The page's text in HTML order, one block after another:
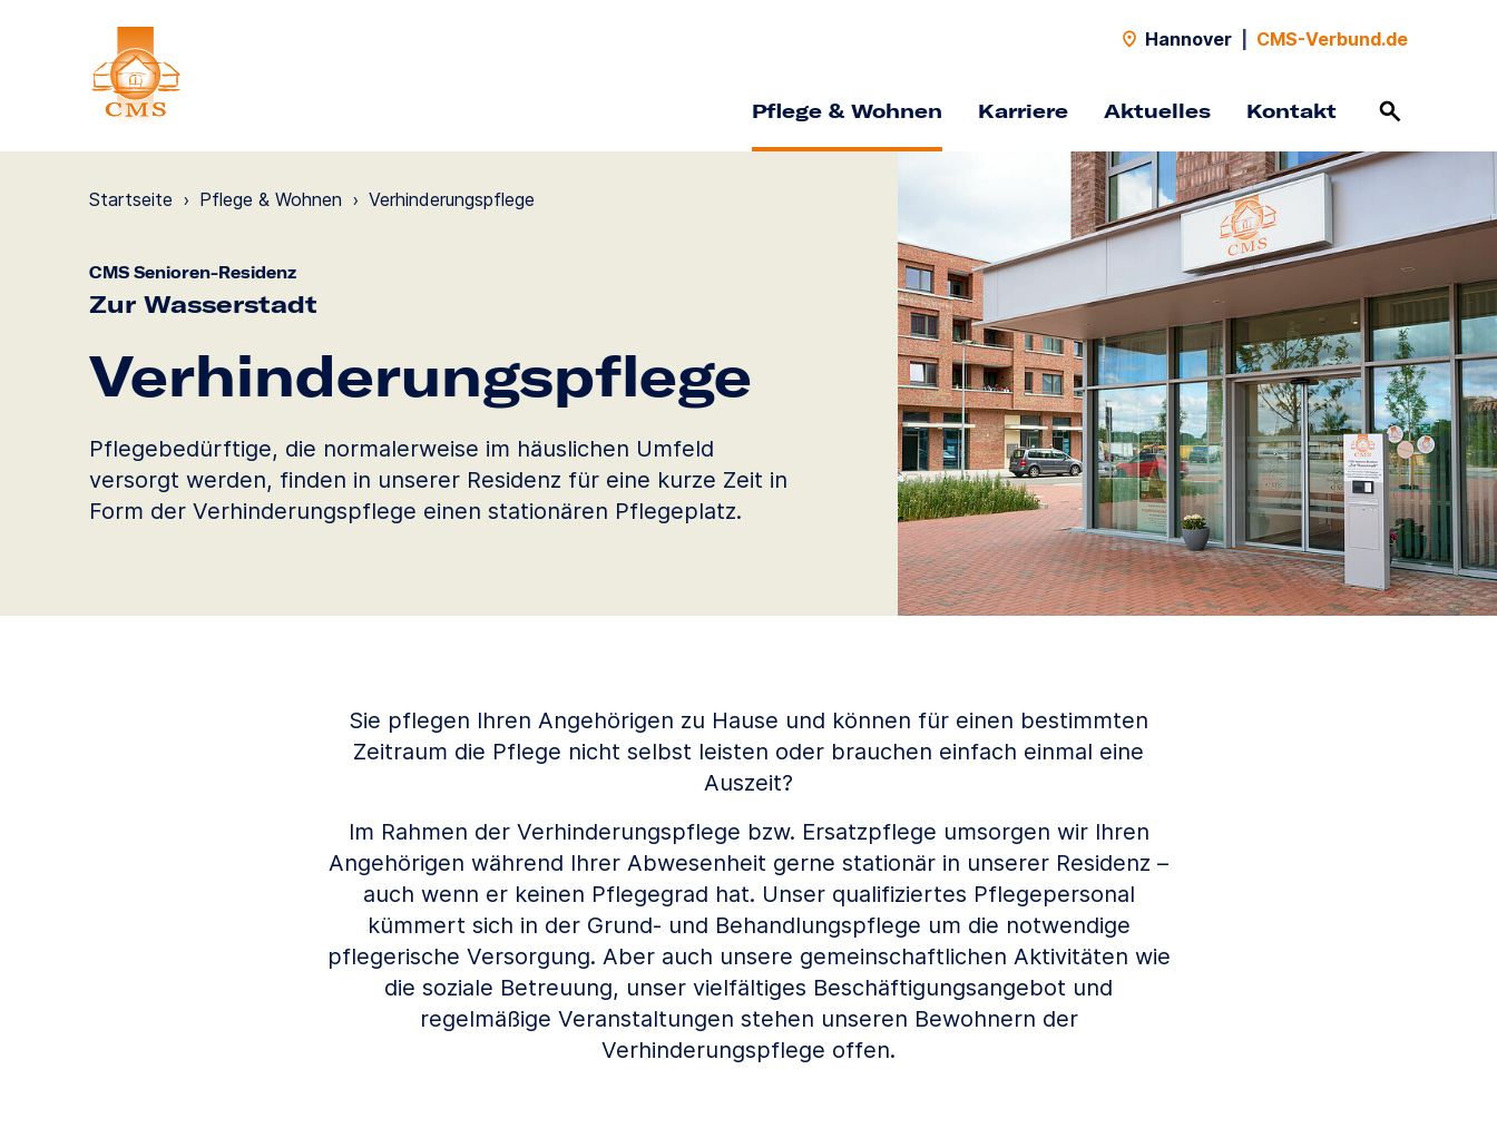
Hannover CMS-Verbund.de
Pflege & Wohnen Karriere Aktuelles Kontakt
Startseite › Pflege & Wohnen › Verhinde­rungs­pflege
CMS Senioren-Residenz
Zur Wasserstadt
Verhinde­rungs­pflege
Pflegebedürftige, die normalerweise im häuslichen Umfeld
versorgt werden, finden in unserer Residenz für eine kurze Zeit in
Form der Verhinderungspflege einen stationären Pflegeplatz.
Sie pflegen Ihren Angehörigen zu Hause und können für einen bestimmten
Zeitraum die Pflege nicht selbst leisten oder brauchen einfach einmal eine
Auszeit?
Im Rahmen der Verhinderungspflege bzw. Ersatzpflege umsorgen wir Ihren
Angehörigen während Ihrer Abwesenheit gerne stationär in unserer Residenz –
auch wenn er keinen Pflegegrad hat. Unser qualifiziertes Pflegepersonal
kümmert sich in der Grund- und Behandlungspflege um die notwendige
pflegerische Versorgung. Aber auch unsere gemeinschaftlichen Aktivitäten wie
die soziale Betreuung, unser vielfältiges Beschäftigungsangebot und
regelmäßige Veranstaltungen stehen unseren Bewohnern der
Verhinderungspflege offen.